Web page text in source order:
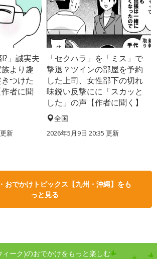
!?」誠実夫
より趣
つけた
者に聞
新
「セクハラ」を「ミス」で
撃退？ツインの部屋を予約
した上司、女性部下の切れ
味鋭い反撃にに「スカッと
した」の声【作者に聞く】
全国
2026年5月9日 20:35 更新
おでかけトピックス【九州・沖縄】をも
っと見る
ィーク)のおでかけをもっと楽しむ